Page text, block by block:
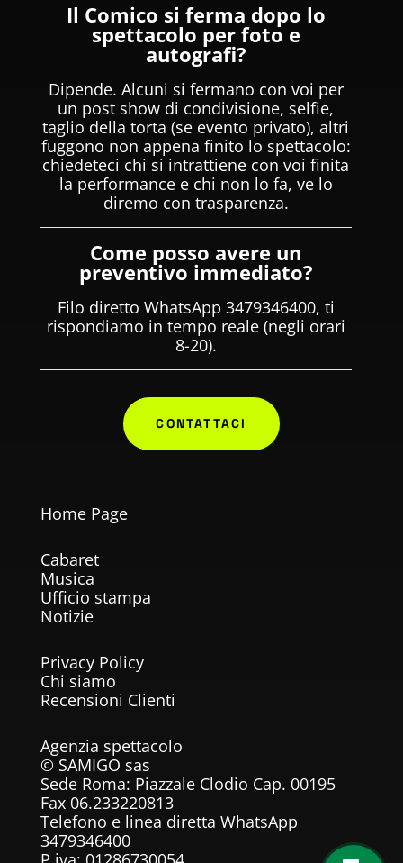
Il Comico si ferma dopo lo
spettacolo per foto e
autografi?
Dipende. Alcuni si fermano con voi per
un post show di condivisione, selfie,
taglio della torta (se evento privato), altri
fuggono non appena finito lo spettacolo:
chiedeteci chi si intrattiene con voi finita
la performance e chi non lo fa, ve lo
diremo con trasparenza.
Come posso avere un
preventivo immediato?
Filo diretto WhatsApp 3479346400, ti
rispondiamo in tempo reale (negli orari
8-20).
CONTATTACI
Home Page
Cabaret
Musica
Ufficio stampa
Notizie
Privacy Policy
Chi siamo
Recensioni Clienti
Agenzia spettacolo
© SAMIGO sas
Sede Roma: Piazzale Clodio Cap. 00195
Fax 06.233220813
Telefono e linea diretta WhatsApp
3479346400